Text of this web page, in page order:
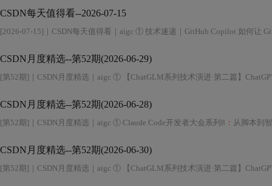
CSDN每天值得看--2026-07-15
[2026-07-15]｜CSDN每天值得看｜aigc ① 技术速递｜GitHub Copilot 如何让
CSDN月度精选--第52期(2026-06-29)
[第52期]｜CSDN月度精选｜aigc ① 【ChatGLM系列技术演进·第二篇】
CSDN月度精选--第52期(2026-06-28)
[第52期]｜CSDN月度精选｜aigc ① Claude Code开发者大会系列8 ： 从脚本到
CSDN月度精选--第52期(2026-06-30)
[第52期]｜CSDN月度精选｜aigc ① 【ChatGLM系列技术演进·第二篇】